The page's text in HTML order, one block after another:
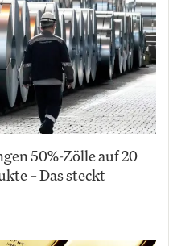
50%-Zölle auf 20
– Das steckt